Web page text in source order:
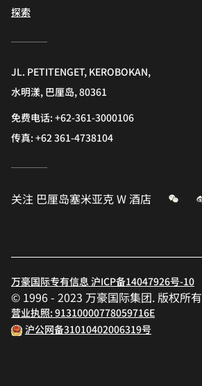
探索
JL. PETITENGET, KEROBOKAN,
水明漾, 巴厘岛, 80361
免费电话:+62-361-3000106
传真:+62 361-4738104
关注 巴厘岛塞米亚克 W 酒店 微信
万豪国际专有信息 沪ICP备14047926号-10
© 1996 - 2023 万豪国际集团. 版权所有
营业执照: 91310000778059716E
沪公网备31010402006319号